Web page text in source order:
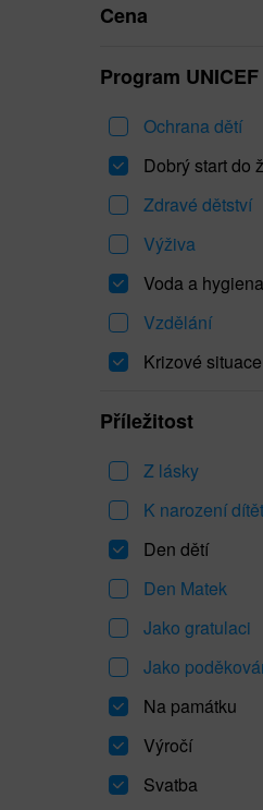
Cena
Program UNICEF
Ochrana dětí
Dobrý start do
Zdravé dětství
Výživa
Voda a hygiena
Vzdělání
Krizové situace
Příležitost
Z lásky
K narození
Den dětí
Den Matek
Jako gratulaci
Jako
Na památku
Výročí
Svatba